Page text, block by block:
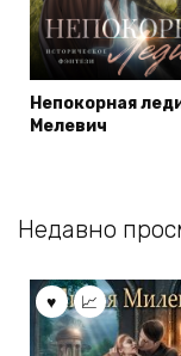
Непокорная
Мелевич
Недавно